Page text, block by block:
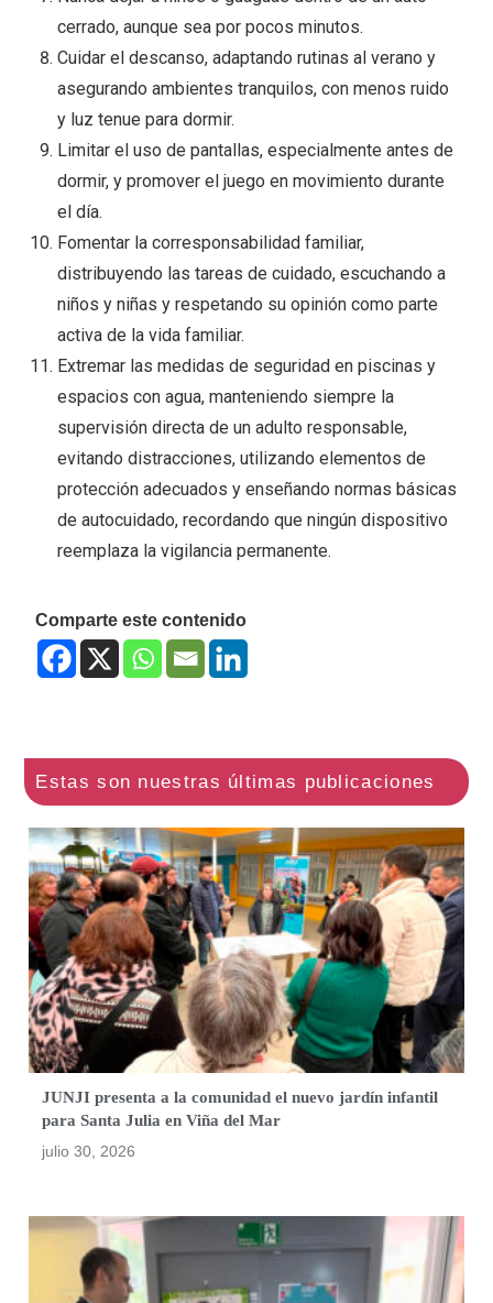
cerrado, aunque sea por pocos minutos.
Cuidar el descanso, adaptando rutinas al verano y
asegurando ambientes tranquilos, con menos ruido
y luz tenue para dormir.
Limitar el uso de pantallas, especialmente antes de
dormir, y promover el juego en movimiento durante
el día.
Fomentar la corresponsabilidad familiar,
distribuyendo las tareas de cuidado, escuchando a
niños y niñas y respetando su opinión como parte
activa de la vida familiar.
Extremar las medidas de seguridad en piscinas y
espacios con agua, manteniendo siempre la
supervisión directa de un adulto responsable,
evitando distracciones, utilizando elementos de
protección adecuados y enseñando normas básicas
de autocuidado, recordando que ningún dispositivo
reemplaza la vigilancia permanente.
Comparte este contenido
JUNJI presenta a la comunidad el nuevo jardín infantil
para Santa Julia en Viña del Mar
julio 30, 2026